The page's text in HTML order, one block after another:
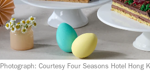
Photograph: Courtesy Four Seasons Hotel Hong